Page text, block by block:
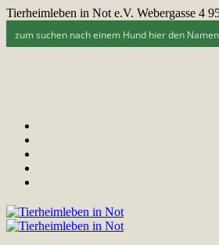
Tierheimleben in Not e.V. Webergasse 4